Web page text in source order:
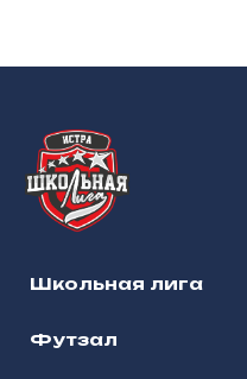
Школьная лига
Футзал